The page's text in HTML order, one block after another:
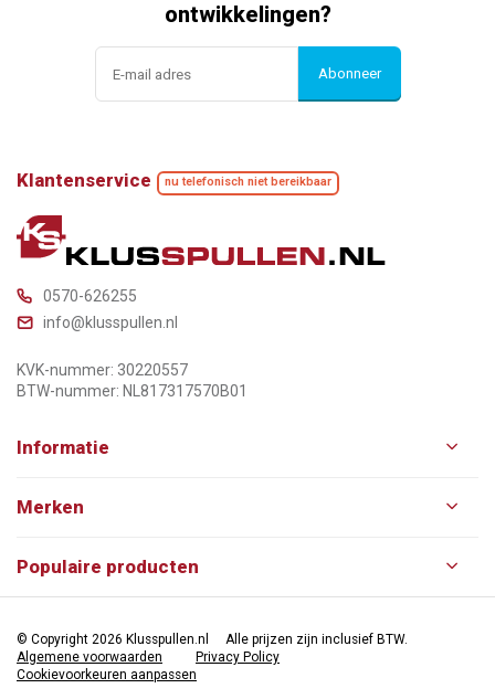
ontwikkelingen?
Abonneer
Klantenservice nu telefonisch niet bereikbaar
0570-626255
info@klusspullen.nl
KVK-nummer: 30220557
BTW-nummer: NL817317570B01
Informatie
Merken
Populaire producten
© Copyright 2026 Klusspullen.nl
Alle prijzen zijn inclusief BTW.
Algemene voorwaarden
Privacy Policy
Cookievoorkeuren aanpassen